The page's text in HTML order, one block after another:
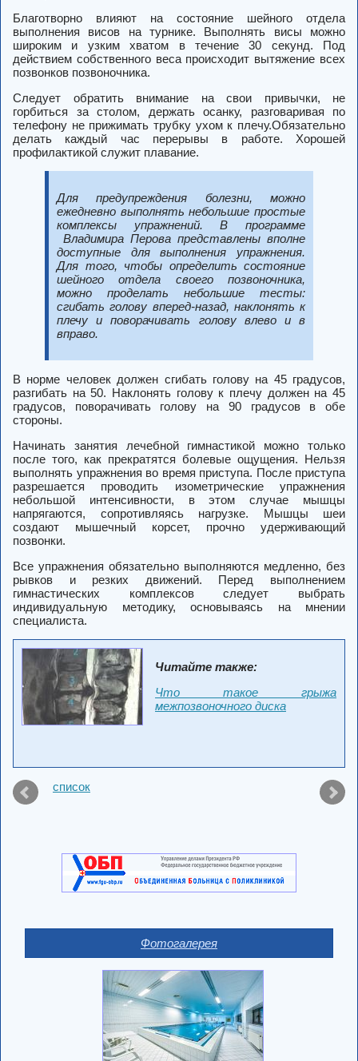
Благотворно влияют на состояние шейного отдела
выполнения висов на турнике. Выполнять висы можно
широким и узким хватом в течение 30 секунд. Под
действием собственного веса происходит вытяжение всех
позвонков позвоночника.
Следует обратить внимание на свои привычки, не
горбиться за столом, держать осанку, разговаривая по
телефону не прижимать трубку ухом к плечу.Обязательно
делать каждый час перерывы в работе. Хорошей
профилактикой служит плавание.
Для предупреждения болезни, можно
ежедневно выполнять небольшие простые
комплексы упражнений. В программе
Владимира Перова представлены вполне
доступные для выполнения упражнения.
Для того, чтобы определить состояние
шейного отдела своего позвоночника,
можно проделать небольшие тесты:
сгибать голову вперед-назад, наклонять к
плечу и поворачивать голову влево и в
вправо.
В норме человек должен сгибать голову на 45 градусов,
разгибать на 50. Наклонять голову к плечу должен на 45
градусов, поворачивать голову на 90 градусов в обе
стороны.
Начинать занятия лечебной гимнастикой можно только
после того, как прекратятся болевые ощущения. Нельзя
выполнять упражнения во время приступа. После приступа
разрешается проводить изометрические упражнения
небольшой интенсивности, в этом случае мышцы
напрягаются, сопротивляясь нагрузке. Мышцы шеи
создают мышечный корсет, прочно удерживающий
позвонки.
Все упражнения обязательно выполняются медленно, без
рывков и резких движений. Перед выполнением
гимнастических комплексов следует выбрать
индивидуальную методику, основываясь на мнении
специалиста.
Читайте также:
Что такое грыжа
межпозвоночного диска
список
Фотогалерея